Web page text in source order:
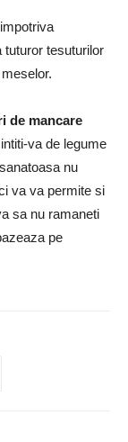
tuturor tesuturilor
de mancare
va de legume
nu
va va permite si
sa nu ramaneti
pe